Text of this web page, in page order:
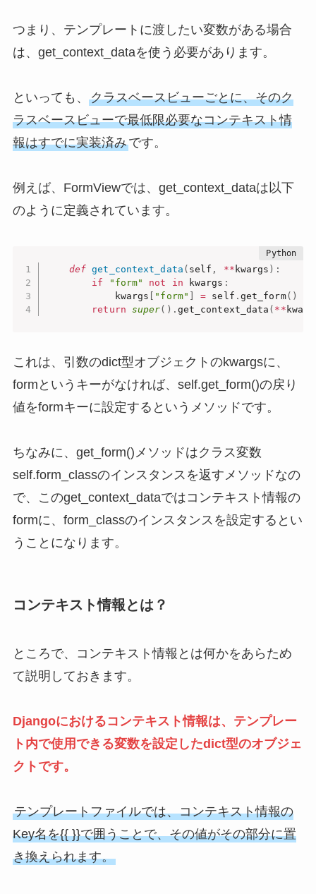
つまり、テンプレートに渡したい変数がある場合
は、get_context_dataを使う必要があります。
といっても、 クラスベースビューごとに、そのク
ラスベースビューで最低限必要なコンテキスト情
報はすでに実装済みです。
例えば、FormViewでは、get_context_dataは以下
のように定義されています。
def get_context_data ( self , ** kwargs ) :
if
"form" not in kwargs :
            kwargs
"form" = self . get_form( )
return super( ) . get_context_data ( **
これは、引数のdict型オブジェクトのkwargsに、
formというキーがなければ、self.get_form()の戻り
値をformキーに設定するというメソッドです。
ちなみに、get_form()メソッドはクラス変数
self.form_classのインスタンスを返すメソッドなの
で、このget_context_dataではコンテキスト情報の
formに、form_classのインスタンスを設定するとい
うことになります。
コンテキスト情報とは？
ところで、コンテキスト情報とは何かをあらため
て説明しておきます。
Djangoにおけるコンテキスト情報は、テンプレー
ト内で使用できる変数を設定したdict型のオブジェ
クトです。
テンプレートファイルでは、コンテキスト情報の
Key名を{{ }}で囲うことで、その値がその部分に置
き換えられます。